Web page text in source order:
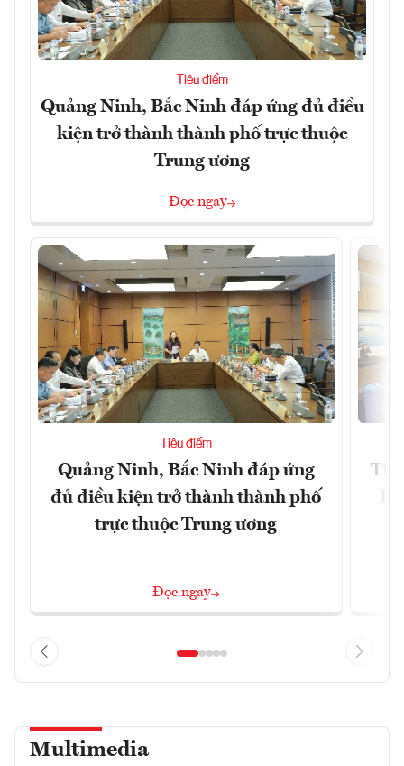
Tiêu điểm
Quảng Ninh, Bắc Ninh đáp ứng đủ điều
kiện trở thành thành phố trực thuộc
Trung ương
Đọc ngay
Tiêu điểm
Quảng Ninh, Bắc Ninh đáp ứng
đủ điều kiện trở thành thành phố
trực thuộc Trung ương
Đọc ngay
Multimedia